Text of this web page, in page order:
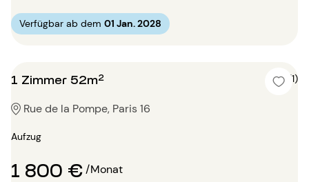
Verfügbar ab dem 01 Jan. 2028
1 Zimmer 52m² 4 (1)
Rue de la Pompe, Paris 16
Aufzug
1 800 €/Monat